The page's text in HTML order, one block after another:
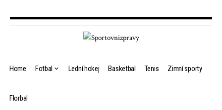
Home Fotbal Lední hokej Basketbal Tenis Zimní sporty
Florbal